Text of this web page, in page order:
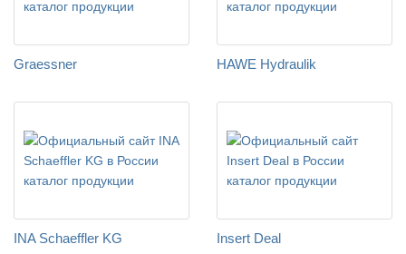
Graessner HAWE Hydraulik
INA Schaeffler KG Insert Deal